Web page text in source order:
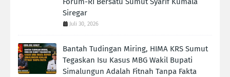
Siregar
Juli 30, 2026
Bantah Tudingan Miring, HIMA KRS Sumut
Tegaskan Isu Kasus MBG Wakil Bupati
Simalungun Adalah Fitnah Tanpa Fakta